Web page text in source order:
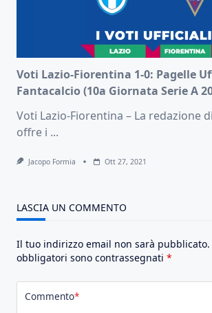
Voti Lazio-Fiorentina 1-0: Pagelle
Fantacalcio (10a Giornata Serie A
Voti Lazio-Fiorentina – La redazione
offre i ...
Jacopo Formia Ott 27, 2021
LASCIA UN COMMENTO
Il tuo indirizzo email non sarà pubblicato.
obbligatori sono contrassegnati *
Commento*